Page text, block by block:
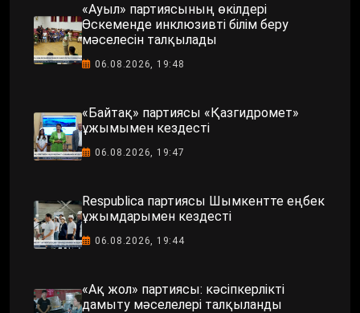
«Ауыл» партиясының өкілдері
Өскеменде инклюзивті білім беру
мәселесін талқылады
06.08.2026, 19:48
«Байтақ» партиясы «Қазгидромет»
ұжымымен кездесті
06.08.2026, 19:47
Respublica партиясы Шымкентте еңбек
ұжымдарымен кездесті
06.08.2026, 19:44
«Ақ жол» партиясы: кәсіпкерлікті
дамыту мәселелері талқыланды